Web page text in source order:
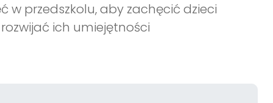
w przedszkolu, aby zachęcić dzieci
ich umiejętności